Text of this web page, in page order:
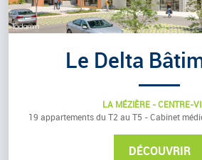
Le Delta
LA MÉZIÈRE - CENTRE-
19 appartements du T2 au T5 - Cabinet
DÉCOUVRIR